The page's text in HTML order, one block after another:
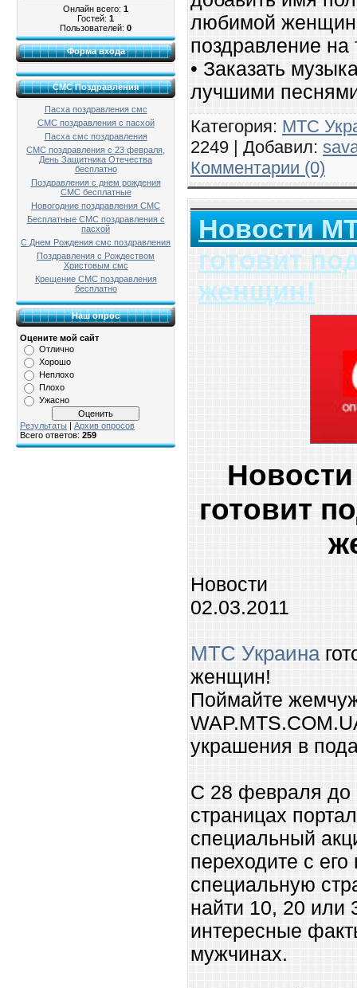
Онлайн всего: 1
Гостей: 1
Пользователей: 0
Форма входа
СМС Поздравления
Пасха поздравления смс
СМС поздравления с пасхой
Пасха смс поздравления
СМС поздравления с 23 февраля,
День Защитника Отечества
бесплатно
Поздравления с днем рождения
СМС бесплатные
Новогодние поздравления СМС
Бесплатные СМС поздравления с
пасхой
С Днем Рождения смс поздравления
Поздравления с Рождеством
Христовым смс
Крещение СМС поздравления
бесплатно
Наш опрос
Оцените мой сайт
Отлично
Хорошо
Неплохо
Плохо
Ужасно
Результаты | Архив опросов
Всего ответов: 259
любимой
поздравление
• Заказать
лучшими
Категория: МТС
2249 | Добавил:
Комментарии (0)
Новости
готовит
женщин!
готовит
Новости
02.03.2011
МТС Украина
женщин!
Поймайте
украшения в
С 28 февраля до
страницах
специальный
переходите с
специальную
найти 10, 20
интересные
мужчинах.